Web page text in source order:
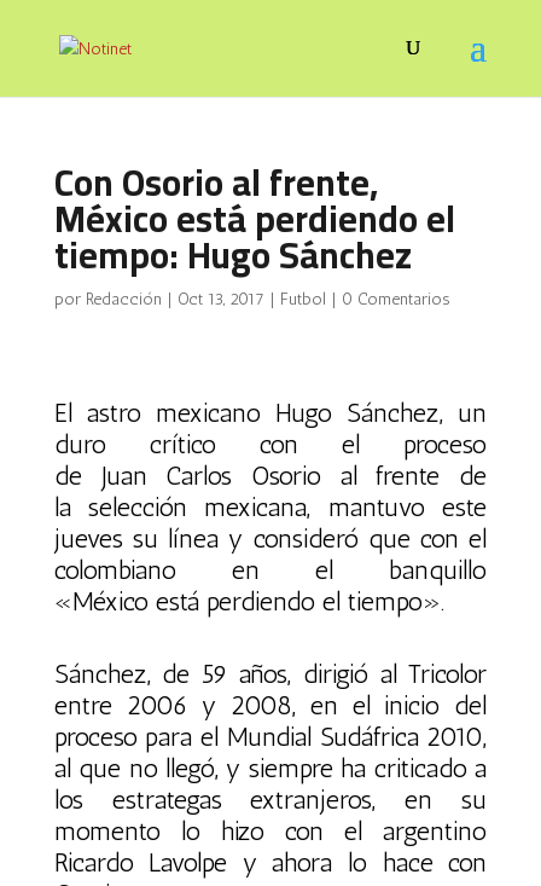
Con Osorio al frente,
México está perdiendo el
tiempo: Hugo Sánchez
por Redacción | Oct 13, 2017 | Futbol | 0 Comentarios
El astro mexicano Hugo Sánchez, un
duro crítico con el proceso
de Juan Carlos Osorio al frente de
la selección mexicana, mantuvo este
jueves su línea y consideró que con el
colombiano en el banquillo
«México está perdiendo el tiempo».
Sánchez, de 59 años, dirigió al Tricolor
entre 2006 y 2008, en el inicio del
proceso para el Mundial Sudáfrica 2010,
al que no llegó, y siempre ha criticado a
los estrategas extranjeros, en su
momento lo hizo con el argentino
Ricardo Lavolpe y ahora lo hace con